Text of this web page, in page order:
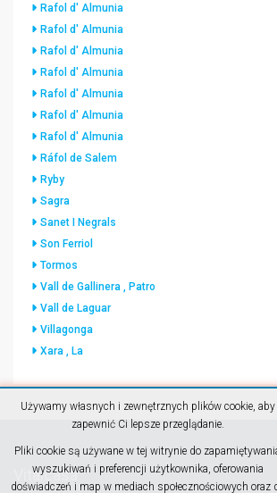
Używamy własnych i zewnętrznych plików cookie, aby
zapewnić Ci lepsze przeglądanie.
Pliki cookie są używane w tej witrynie do
wyszukiwań i preferencji użytkownika, oferowania
doświadczeń i map w mediach społecznościowych oraz
Rafol d' Almunia
Rafol d' Almunia
Rafol d' Almunia
Rafol d' Almunia
Rafol d' Almunia
Rafol d' Almunia
Rafol d' Almunia
Ráfol de Salem
Ryby
Sagra
Sanet I Negrals
Son Ferriol
Tormos
Vall de Gallinera , Patro
Vall de Laguar
Villagonga
Xara , La
Vitalcasa